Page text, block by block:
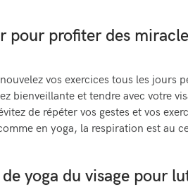
pour profiter des
vos exercices tous les jours
bienveillante et tendre avec votre
de répéter vos gestes et vos
en yoga, la respiration est au
yoga du visage pour